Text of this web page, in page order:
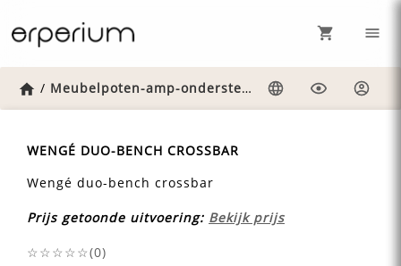
Home
/ Meubelpoten-amp-onderstellen /Weng-duo-
WENGÉ DUO-BENCH CROSSBAR
Wengé duo-bench crossbar
Prijs getoonde uitvoering: Bekijk prijs
☆☆☆☆☆(0)